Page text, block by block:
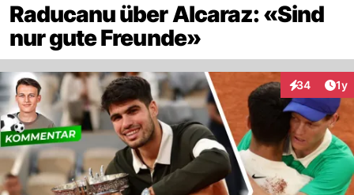
Raducanu über Alcaraz: «Sind
nur gute Freunde»
34 1y